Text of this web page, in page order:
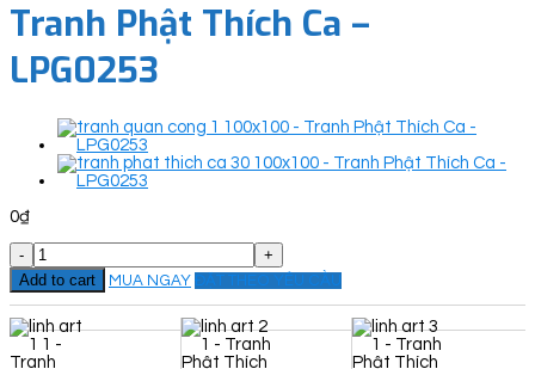
Tranh Phật Thích Ca –
LPG0253
0₫
Tranh
Phật
Thích
Ca
-
LPG0253
quantity
Add to cart MUA NGAY ĐẶT THEO YÊU CẦU